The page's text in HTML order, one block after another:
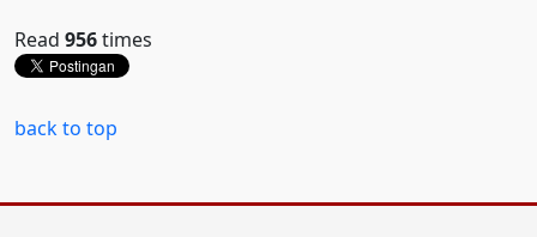
Read 956times
back to top